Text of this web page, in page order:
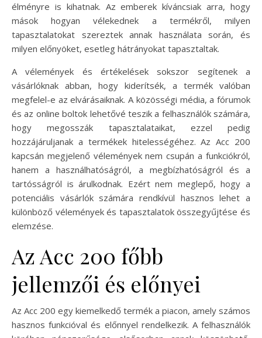
élményre is kihatnak. Az emberek kíváncsiak arra, hogy
mások hogyan vélekednek a termékről, milyen
tapasztalatokat szereztek annak használata során, és
milyen előnyöket, esetleg hátrányokat tapasztaltak.
A vélemények és értékelések sokszor segítenek a
vásárlóknak abban, hogy kiderítsék, a termék valóban
megfelel-e az elvárásaiknak. A közösségi média, a fórumok
és az online boltok lehetővé teszik a felhasználók számára,
hogy megosszák tapasztalataikat, ezzel pedig
hozzájáruljanak a termékek hitelességéhez. Az Acc 200
kapcsán megjelenő vélemények nem csupán a funkciókról,
hanem a használhatóságról, a megbízhatóságról és a
tartósságról is árulkodnak. Ezért nem meglepő, hogy a
potenciális vásárlók számára rendkívül hasznos lehet a
különböző vélemények és tapasztalatok összegyűjtése és
elemzése.
Az Acc 200 főbb
jellemzői és előnyei
Az Acc 200 egy kiemelkedő termék a piacon, amely számos
hasznos funkcióval és előnnyel rendelkezik. A felhasználók